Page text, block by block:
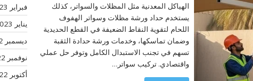
الهياكل المعدنية مثل المظلات والسواتر، كذلك
يستخدم حداد ورشة مظلات وسواتر الهفوف
اللحام لتقوية النقاط الضعيفة في القطع الحديدية
وضمان تماسكها، وخدمات ورشة حدادة الثقبة
تسهم في تجنب الاستبدال الكامل وتوفر حل عملي
واقتصادي. تركيب سواتر…
فبراير 2023
يناير 2023
ديسمبر 2022
نوفمبر 2022
أكتوبر 2022